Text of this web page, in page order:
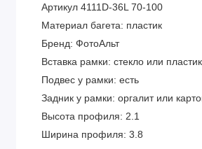
Артикул 4111D-36L 70-100
Материал багета: пластик
Бренд: ФотоАльт
Вставка рамки: стекло или пластик
Подвес у рамки: есть
Задник у рамки: оргалит или
Высота профиля: 2.1
Ширина профиля: 3.8